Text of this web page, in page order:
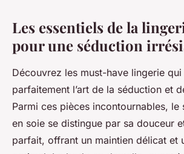
Les essentiels de la
pour une séduction
Découvrez les must-have lingerie
parfaitement l’art de la séduction et
Parmi ces pièces incontournables, le
en soie se distingue par sa douceur
parfait, offrant un maintien délicat et